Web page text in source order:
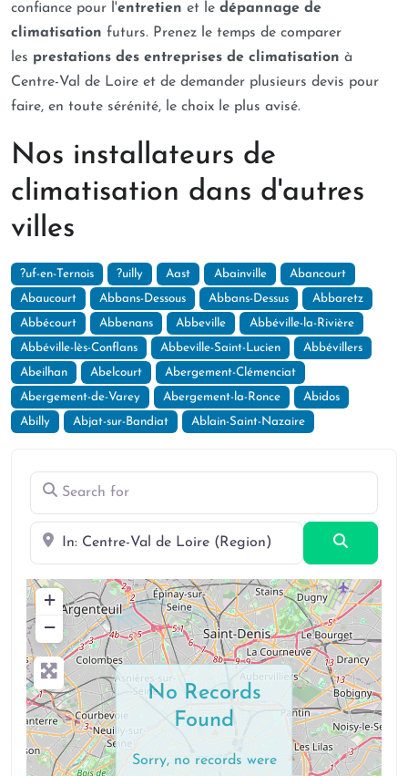
Search for
Near
+
−
No Records
Found
Sorry, no records were
confiance pour l'entretien et le dépannage de
climatisation futurs. Prenez le temps de comparer
les prestations des entreprises de climatisation à
Centre-Val de Loire et de demander plusieurs devis pour
faire, en toute sérénité, le choix le plus avisé.
Nos installateurs de
climatisation dans d'autres
villes
?uf-en-Ternois ?uilly Aast Abainville Abancourt
Abaucourt Abbans-Dessous Abbans-Dessus Abbaretz
Abbécourt Abbenans Abbeville Abbéville-la-Rivière
Abbéville-lès-Conflans Abbeville-Saint-Lucien Abbévillers
Abeilhan Abelcourt Abergement-Clémenciat
Abergement-de-Varey Abergement-la-Ronce Abidos
Abilly Abjat-sur-Bandiat Ablain-Saint-Nazaire